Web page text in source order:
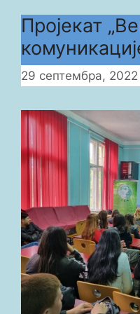
Пројекат
29 септембра, 2022